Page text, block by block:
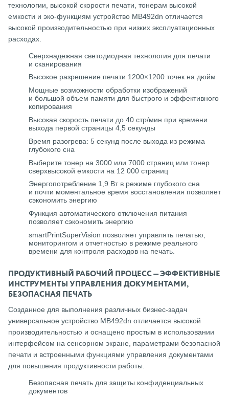
технологии, высокой скорости печати, тонерам высокой
емкости и эко-функциям устройство MB492dn отличается
высокой производительностью при низких эксплуатационных
расходах.
Сверхнадежная светодиодная технология для печати
и сканирования
Высокое разрешение печати 1200×1200 точек на дюйм
Мощные возможности обработки изображений
и большой объем памяти для быстрого и эффективного
копирования
Высокая скорость печати до 40 стр/мин при времени
выхода первой страницы 4,5 секунды
Время разогрева: 5 секунд после выхода из режима
глубокого сна
Выберите тонер на 3000 или 7000 страниц или тонер
сверхвысокой емкости на 12 000 страниц
Энергопотребление 1,9 Вт в режиме глубокого сна
и почти моментальное время восстановления позволяет
сэкономить энергию
Функция автоматического отключения питания
позволяет сэкономить энергию
smartPrintSuperVision позволяет управлять печатью,
мониторингом и отчетностью в режиме реального
времени для контроля расходов на печать.
ПРОДУКТИВНЫЙ РАБОЧИЙ ПРОЦЕСС — ЭФФЕКТИВНЫЕ
ИНСТРУМЕНТЫ УПРАВЛЕНИЯ ДОКУМЕНТАМИ,
БЕЗОПАСНАЯ ПЕЧАТЬ
Созданное для выполнения различных бизнес-задач
универсальное устройство MB492dn отличается высокой
производительностью и оснащено простым в использовании
интерфейсом на сенсорном экране, параметрами безопасной
печати и встроенными функциями управления документами
для повышения продуктивности работы.
Безопасная печать для защиты конфиденциальных
документов